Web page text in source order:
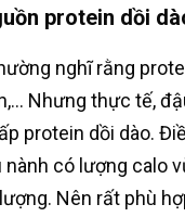
protein dồi
nghĩ rằng
Nhưng thực tế,
protein dồi dào.
có lượng calo
Nên rất phù